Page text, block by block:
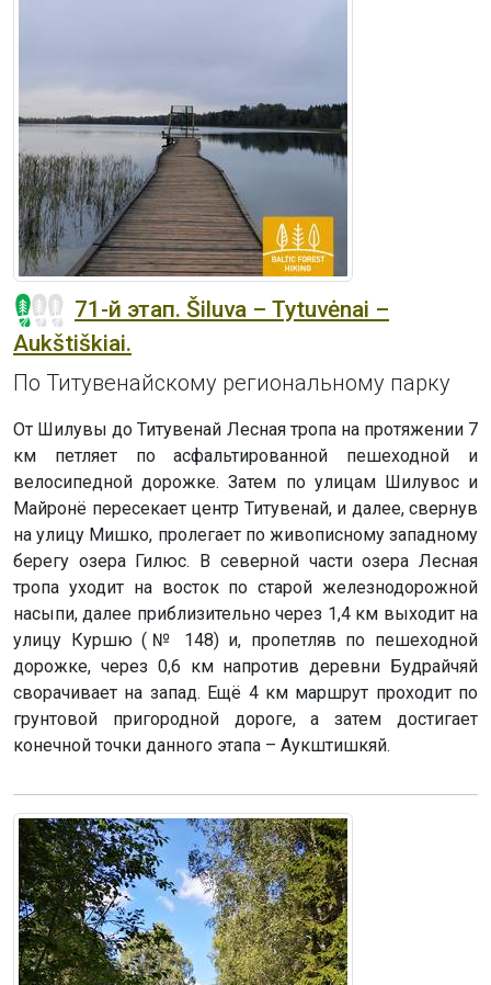
71-й этап. Šiluva – Tytuvėnai –
Aukštiškiai.
По Титувенайскому региональному парку
От Шилувы до Титувенай Лесная тропа на протяжении 7
км петляет по асфальтированной пешеходной и
велосипедной дорожке. Затем по улицам Шилувос и
Майронё пересекает центр Титувенай, и далее, свернув
на улицу Мишко, пролегает по живописному западному
берегу озера Гилюс. В северной части озера Лесная
тропа уходит на восток по старой железнодорожной
насыпи, далее приблизительно через 1,4 км выходит на
улицу Куршю (№ 148) и, пропетляв по пешеходной
дорожке, через 0,6 км напротив деревни Будрайчяй
сворачивает на запад. Ещё 4 км маршрут проходит по
грунтовой пригородной дороге, а затем достигает
конечной точки данного этапа – Аукштишкяй.